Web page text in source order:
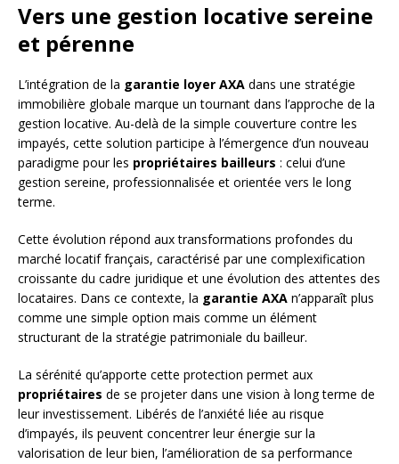
Vers une gestion locative sereine
et pérenne
L’intégration de la garantie loyer AXA dans une stratégie
immobilière globale marque un tournant dans l’approche de la
gestion locative. Au-delà de la simple couverture contre les
impayés, cette solution participe à l’émergence d’un nouveau
paradigme pour les propriétaires bailleurs : celui d’une
gestion sereine, professionnalisée et orientée vers le long
terme.
Cette évolution répond aux transformations profondes du
marché locatif français, caractérisé par une complexification
croissante du cadre juridique et une évolution des attentes des
locataires. Dans ce contexte, la garantie AXA n’apparaît plus
comme une simple option mais comme un élément
structurant de la stratégie patrimoniale du bailleur.
La sérénité qu’apporte cette protection permet aux
propriétaires de se projeter dans une vision à long terme de
leur investissement. Libérés de l’anxiété liée au risque
d’impayés, ils peuvent concentrer leur énergie sur la
valorisation de leur bien, l’amélioration de sa performance